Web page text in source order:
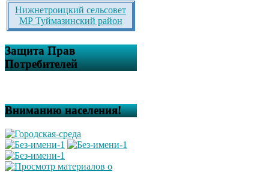
Нижнетроицкий сельсовет
МР Туймазинский район
Защита Прав
Потребителей
Вниманию населения!